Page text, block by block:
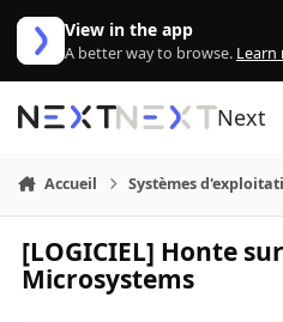
Aller au contenu
View in the app
A better way to browse. Learn
Next
Accueil Systèmes
[LOGICIEL] Honte
Microsystems